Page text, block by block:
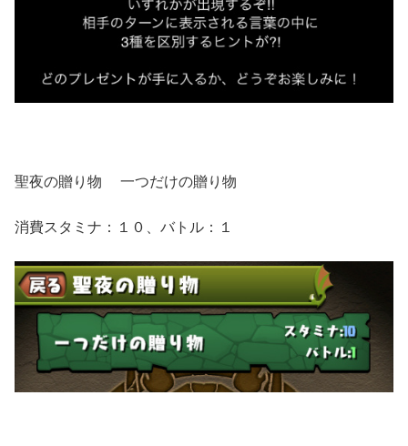
聖夜の贈り物 一つだけの贈り物
消費スタミナ：１０、バトル：１